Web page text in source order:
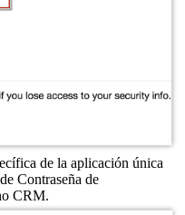
de la aplicación única
Contraseña de
CRM.